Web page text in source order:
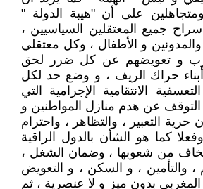
على أن "هيبة الدولة "
جميع المعتقلين السياسيين ،
و الأطفال ، وكل معتقلي
و تعويضهم عن كل ضرر لحق
حراك الريف ، و وضع حد لكل
الانتقامية الإجرامية التي
التوقف عن هدم منازل المواطنين و
التعبير ، والتظاهر ، واحترام
كما هو الشأن بالدول الراقية
تخاف من شعوبها ، وضمان الشغل ،
، والتأمين ، و السكن ، و التعويض
بدون ميز و لا عنصرية ، ثم